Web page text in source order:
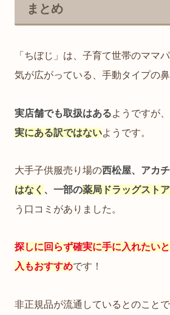
まとめ
「ちぼじ」は、子育て世帯のママ
気が広がっている、手動タイプの鼻
実店舗でも取扱はあるようですが、
実にある訳ではないようです。
大手子供服売り場の西松屋、アカ
はなく 、一部の薬局ドラッグスト
う口コミがありました。
探しに回らず確実に手に入れたい
入もおすすめです！
非正規品が流通しているとのこと